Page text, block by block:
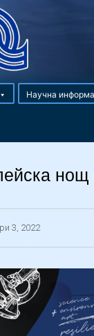
Научна
нощ
3, 2022